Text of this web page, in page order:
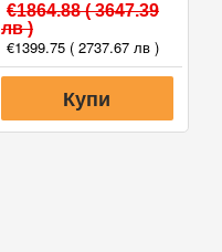
€1864.88( 3647.39
лв )
€1399.75 ( 2737.67 лв )
Купи